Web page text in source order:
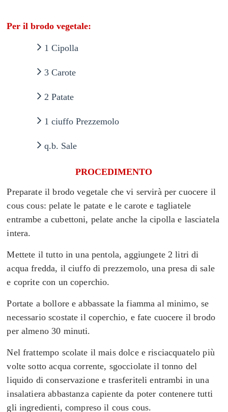
Per il brodo vegetale:
1 Cipolla
3 Carote
2 Patate
1 ciuffo Prezzemolo
q.b. Sale
PROCEDIMENTO
Preparate il brodo vegetale che vi servirà per cuocere il
cous cous: pelate le patate e le carote e tagliatele
entrambe a cubettoni, pelate anche la cipolla e lasciatela
intera.
Mettete il tutto in una pentola, aggiungete 2 litri di
acqua fredda, il ciuffo di prezzemolo, una presa di sale
e coprite con un coperchio.
Portate a bollore e abbassate la fiamma al minimo, se
necessario scostate il coperchio, e fate cuocere il brodo
per almeno 30 minuti.
Nel frattempo scolate il mais dolce e risciacquatelo più
volte sotto acqua corrente, sgocciolate il tonno del
liquido di conservazione e trasferiteli entrambi in una
insalatiera abbastanza capiente da poter contenere tutti
gli ingredienti, compreso il cous cous.